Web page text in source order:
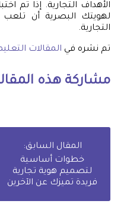
الأهداف التجارية. إذا تم
لهويتك البصرية أن تلعب
التجارية.
تم نشره في المقالات
مشاركة هذه
المقال السابق:
خطوات أساسية
لتصميم هوية تجارية
فريدة تميزك عن الآخرين